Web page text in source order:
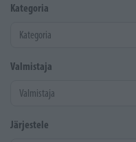
Kategoria
Valmistaja
Järjestele